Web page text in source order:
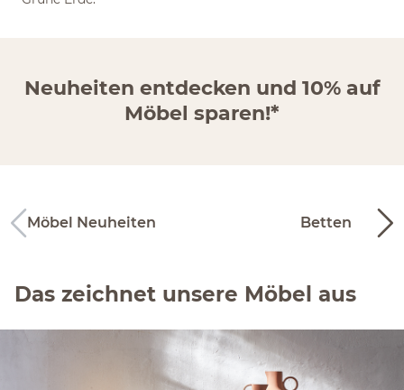
Neuheiten entdecken und 10% auf
Möbel sparen!*
Möbel Neuheiten Betten
Das zeichnet unsere Möbel aus